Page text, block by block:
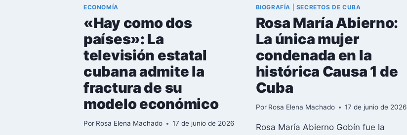
ECONOMÍA
«Hay como dos
países»: La
televisión estatal
cubana admite la
fractura de su
modelo económico
Por Rosa Elena Machado 17 de junio de 2026
BIOGRAFÍA SECRETOS DE CUBA
Rosa María Abierno:
La única mujer
condenada en la
histórica Causa 1 de
Cuba
Por Rosa Elena Machado 17 de junio de 2026
Rosa María Abierno Gobín fue la